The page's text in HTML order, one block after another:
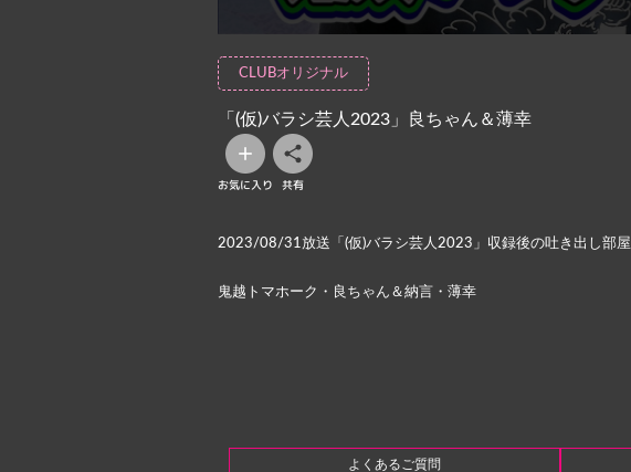
CLUBオリジナル
「(仮)バラシ芸人2023」良ちゃん＆薄幸
お気に入り 共有
2023/08/31放送「(仮)バラシ芸人2023」収録後の吐き出し部屋
鬼越トマホーク・良ちゃん＆納言・薄幸
よくあるご質問